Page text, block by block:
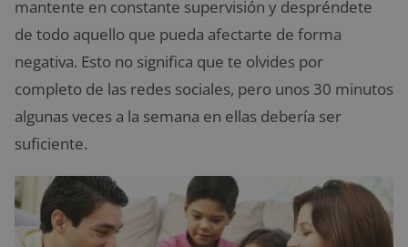
mantente en constante supervisión y despréndete
de todo aquello que pueda afectarte de forma
negativa. Esto no significa que te olvides por
completo de las redes sociales, pero unos 30 minutos
algunas veces a la semana en ellas debería ser
suficiente.